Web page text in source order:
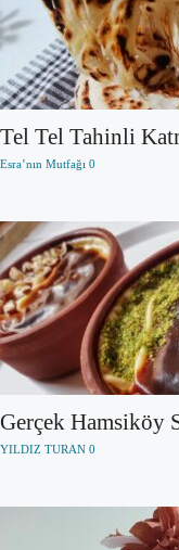
Tel Tel Tahinli
Esra’nın Mutfağı 0
Gerçek Hamsiköy
YILDIZ TURAN 0